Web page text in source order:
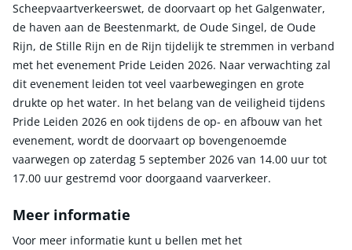
Scheepvaartverkeerswet, de doorvaart op het Galgenwater,
de haven aan de Beestenmarkt, de Oude Singel, de Oude
Rijn, de Stille Rijn en de Rijn tijdelijk te stremmen in verband
met het evenement Pride Leiden 2026. Naar verwachting zal
dit evenement leiden tot veel vaarbewegingen en grote
drukte op het water. In het belang van de veiligheid tijdens
Pride Leiden 2026 en ook tijdens de op- en afbouw van het
evenement, wordt de doorvaart op bovengenoemde
vaarwegen op zaterdag 5 september 2026 van 14.00 uur tot
17.00 uur gestremd voor doorgaand vaarverkeer.
Meer informatie
Voor meer informatie kunt u bellen met het